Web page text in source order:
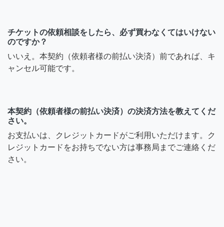
チケットの依頼相談をしたら、必ず買わなくてはいけない
のですか？
いいえ。本契約（依頼者様の前払い決済）前であれば、キ
ャンセル可能です。
本契約（依頼者様の前払い決済）の決済方法を教えてくだ
さい。
お支払いは、クレジットカードがご利用いただけます。ク
レジットカードをお持ちでない方は事務局までご連絡くだ
さい。